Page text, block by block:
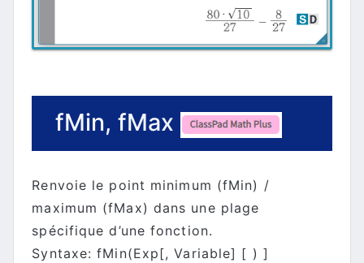
fMin, fMax
Renvoie le point minimum (fMin) /
maximum (fMax) dans une plage
spécifique d’une fonction.
Syntaxe: fMin(Exp[, Variable] [ ) ]